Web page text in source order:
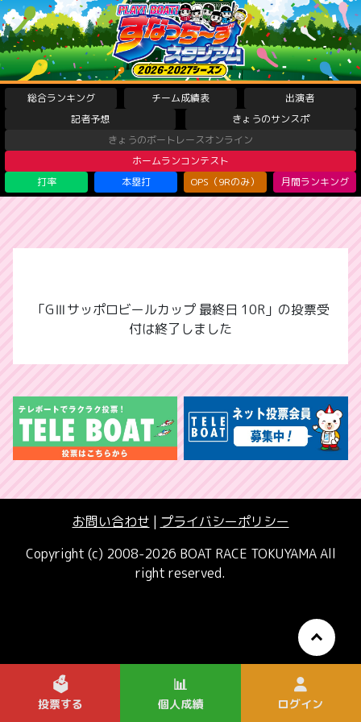
総合ランキング チーム成績表
出演者
記者予想
きょうのサンスポ
きょうのボートレースオンライン
ホームランコンテスト
打率
本塁打 OPS（9Rのみ） 月間ランキング
「GⅢサッポロビールカップ 最終日 10R」の投票受
付は終了しました
お問い合わせ | プライバシーポリシー
Copyright (c) 2008-2026 BOAT RACE TOKUYAMA All
right reserved.
🗳️
投票する
📊
個人成績 ログイン